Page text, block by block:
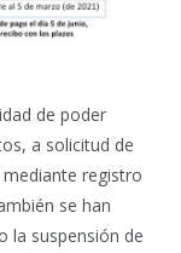
de poder
a solicitud de
registro
se han
la suspensión de